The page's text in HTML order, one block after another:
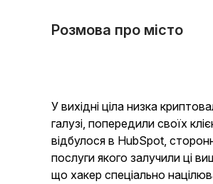
Розмова про місто
У вихідні ціла низка
галузі, попередили своїх
відбулося в HubSpot,
послуги якого залучили ці
що хакер спеціально